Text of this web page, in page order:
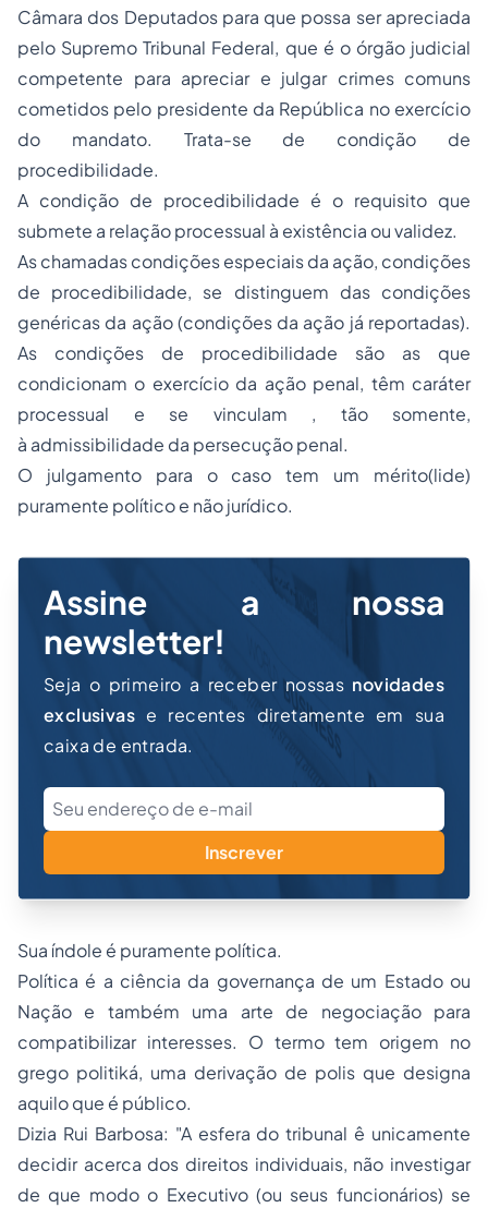
Câmara dos Deputados para que possa ser apreciada
pelo Supremo Tribunal Federal, que é o órgão judicial
competente para apreciar e julgar crimes comuns
cometidos pelo presidente da República no exercício
do mandato. Trata-se de condição de
procedibilidade.
A condição de procedibilidade é o requisito que
submete a relação processual à existência ou validez.
As chamadas condições especiais da ação, condições
de procedibilidade, se distinguem das condições
genéricas da ação (condições da ação já reportadas).
As condições de procedibilidade são as que
condicionam o exercício da ação penal, têm caráter
processual e se vinculam , tão somente,
à admissibilidade da persecução penal.
O julgamento para o caso tem um mérito(lide)
puramente político e não jurídico.
Assine a nossa
newsletter!
Seja o primeiro a receber nossas novidades
exclusivas e recentes diretamente em sua
caixa de entrada.
Inscrever
Sua índole é puramente política.
Política é a ciência da governança de um Estado ou
Nação e também uma arte de negociação para
compatibilizar interesses. O termo tem origem no
grego politiká, uma derivação de polis que designa
aquilo que é público.
Dizia Rui Barbosa: "A esfera do tribunal ê unicamente
decidir acerca dos direitos individuais, não investigar
de que modo o Executivo (ou seus funcionários) se